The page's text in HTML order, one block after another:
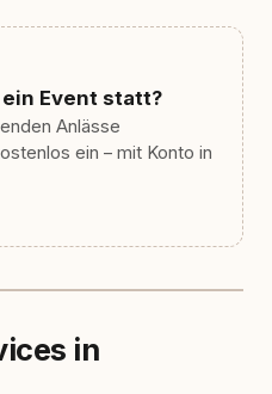
Event statt?
Anlässe
ein – mit Konto in
in